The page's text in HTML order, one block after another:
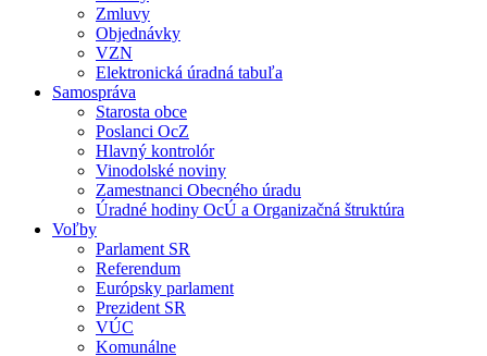
Zmluvy
Objednávky
VZN
Elektronická úradná tabuľa
Samospráva
Starosta obce
Poslanci OcZ
Hlavný kontrolór
Vinodolské noviny
Zamestnanci Obecného úradu
Úradné hodiny OcÚ a Organizačná štruktúra
Voľby
Parlament SR
Referendum
Európsky parlament
Prezident SR
VÚC
Komunálne